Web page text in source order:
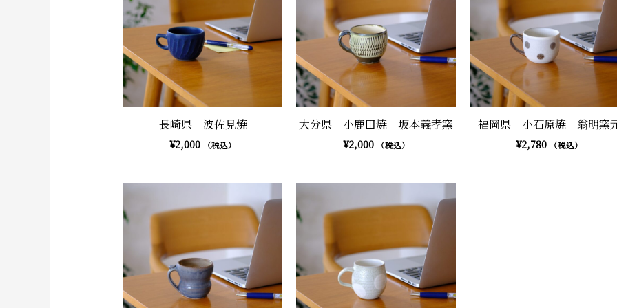
長崎県 波佐見焼
¥2,000 （税込）
大分県 小鹿田焼 坂本義孝窯
¥2,000 （税込）
福岡県 小石原焼 翁明窯
¥2,780 （税込）